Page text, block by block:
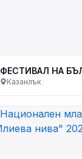
ФЕСТИВАЛ НА
Казанлък